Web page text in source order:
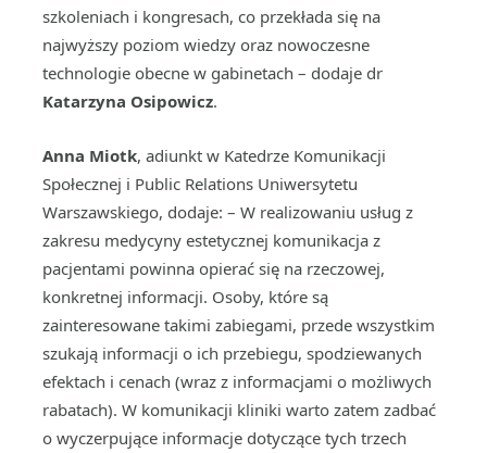
szkoleniach i kongresach, co przekłada się na
najwyższy poziom wiedzy oraz nowoczesne
technologie obecne w gabinetach – dodaje dr
Katarzyna Osipowicz.
Anna Miotk, adiunkt w Katedrze Komunikacji
Społecznej i Public Relations Uniwersytetu
Warszawskiego, dodaje: – W realizowaniu usług z
zakresu medycyny estetycznej komunikacja z
pacjentami powinna opierać się na rzeczowej,
konkretnej informacji. Osoby, które są
zainteresowane takimi zabiegami, przede wszystkim
szukają informacji o ich przebiegu, spodziewanych
efektach i cenach (wraz z informacjami o możliwych
rabatach). W komunikacji kliniki warto zatem zadbać
o wyczerpujące informacje dotyczące tych trzech